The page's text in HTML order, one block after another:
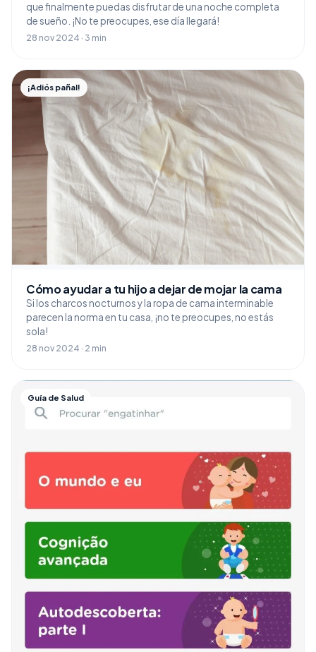
que finalmente puedas disfrutar de una noche completa
de sueño. ¡No te preocupes, ese día llegará!
28 nov 2024 · 3 min
¡Adiós pañal!
Cómo ayudar a tu hijo a dejar de mojar la cama
Si los charcos nocturnos y la ropa de cama interminable
parecen la norma en tu casa, ¡no te preocupes, no estás
sola!
28 nov 2024 · 2 min
Guía de Salud